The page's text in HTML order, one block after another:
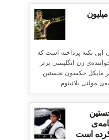
این نکته پرداخته است که
زن انگلیسی برتر
مایکل جکسون نخستین
کرده است